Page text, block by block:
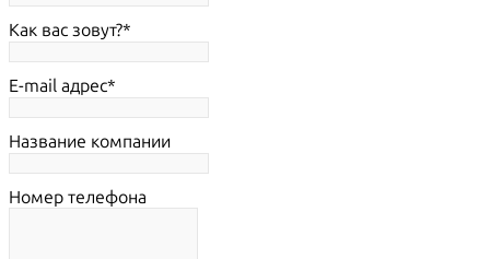
Как вас зовут?
E-mail адрес
Название компании
Номер телефона